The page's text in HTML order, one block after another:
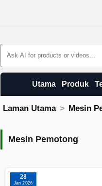
Search Products
Utama Produk
Laman Utama Mesin
Mesin Pemotong
28
Jan 2026